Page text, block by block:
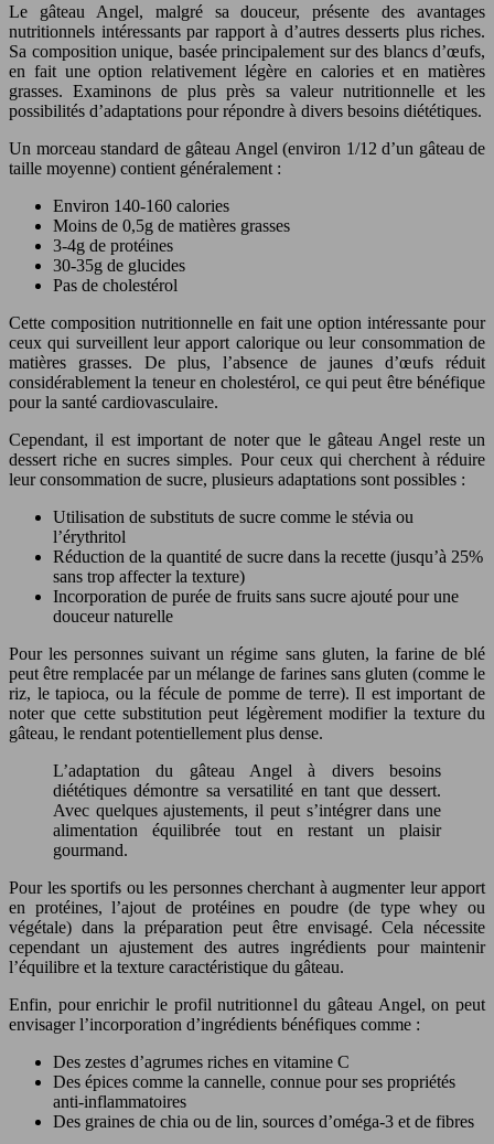
Le gâteau Angel, malgré sa douceur, présente des avantages
nutritionnels intéressants par rapport à d’autres desserts plus riches.
Sa composition unique, basée principalement sur des blancs d’œufs,
en fait une option relativement légère en calories et en matières
grasses. Examinons de plus près sa valeur nutritionnelle et les
possibilités d’adaptations pour répondre à divers besoins diététiques.
Un morceau standard de gâteau Angel (environ 1/12 d’un gâteau de
taille moyenne) contient généralement :
Environ 140-160 calories
Moins de 0,5g de matières grasses
3-4g de protéines
30-35g de glucides
Pas de cholestérol
Cette composition nutritionnelle en fait une option intéressante pour
ceux qui surveillent leur apport calorique ou leur consommation de
matières grasses. De plus, l’absence de jaunes d’œufs réduit
considérablement la teneur en cholestérol, ce qui peut être bénéfique
pour la santé cardiovasculaire.
Cependant, il est important de noter que le gâteau Angel reste un
dessert riche en sucres simples. Pour ceux qui cherchent à réduire
leur consommation de sucre, plusieurs adaptations sont possibles :
Utilisation de substituts de sucre comme le stévia ou
l’érythritol
Réduction de la quantité de sucre dans la recette (jusqu’à 25%
sans trop affecter la texture)
Incorporation de purée de fruits sans sucre ajouté pour une
douceur naturelle
Pour les personnes suivant un régime sans gluten, la farine de blé
peut être remplacée par un mélange de farines sans gluten (comme le
riz, le tapioca, ou la fécule de pomme de terre). Il est important de
noter que cette substitution peut légèrement modifier la texture du
gâteau, le rendant potentiellement plus dense.
L’adaptation du gâteau Angel à divers besoins
diététiques démontre sa versatilité en tant que dessert.
Avec quelques ajustements, il peut s’intégrer dans une
alimentation équilibrée tout en restant un plaisir
gourmand.
Pour les sportifs ou les personnes cherchant à augmenter leur apport
en protéines, l’ajout de protéines en poudre (de type whey ou
végétale) dans la préparation peut être envisagé. Cela nécessite
cependant un ajustement des autres ingrédients pour maintenir
l’équilibre et la texture caractéristique du gâteau.
Enfin, pour enrichir le profil nutritionnel du gâteau Angel, on peut
envisager l’incorporation d’ingrédients bénéfiques comme :
Des zestes d’agrumes riches en vitamine C
Des épices comme la cannelle, connue pour ses propriétés
anti-inflammatoires
Des graines de chia ou de lin, sources d’oméga-3 et de fibres